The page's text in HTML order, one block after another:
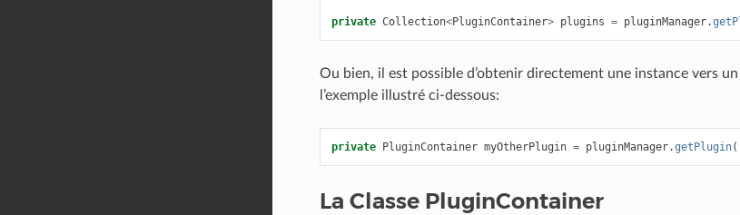
private Collection<PluginContainer> plugins = pluginManager.
Ou bien, il est possible d’obtenir directement une instance vers
l’exemple illustré ci-dessous:
private PluginContainer myOtherPlugin = pluginManager.getPlugin(
La Classe PluginContainer